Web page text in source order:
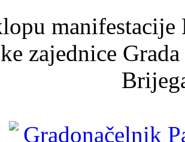
zajednice